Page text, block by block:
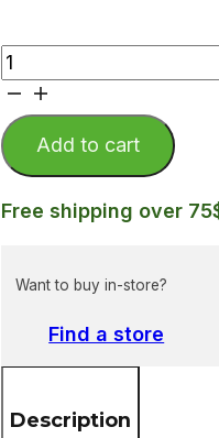
quantité
de
Éclats
d'orange
confits
biologiques
Add to cart
Free shipping over
Want to buy in-store?
Find a store
Description